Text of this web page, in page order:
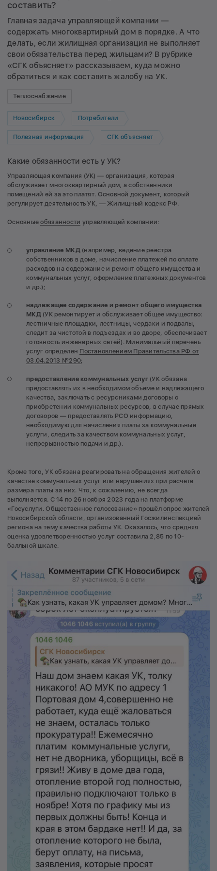
составить?
Главная задача управляющей компании —
содержать многоквартирный дом в порядке. А что
делать, если жилищная организация не выполняет
свои обязательства перед жильцами? В рубрике
«СГК объясняет» рассказываем, куда можно
обратиться и как составить жалобу на УК.
Теплоснабжение
Новосибирск Потребители
Полезная информация СГК объясняет
Какие обязанности есть у УК?
Управляющая компания (УК) — организация, которая
обслуживает многоквартирный дом, а собственники
помещений ей за это платят. Основной документ, который
регулирует деятельность УК, — Жилищный кодекс РФ.
Основныеобязанности управляющей компании:
управление МКД(например, ведение реестра
собственников в доме, начисление платежей по оплате
расходов на содержание и ремонт общего имущества и
коммунальных услуг, оформление платежных документов
и др.);
надлежащее содержание и ремонт общего имущества
МКД(УК ремонтирует и обслуживает общее имущество:
лестничные площадки, лестницы, чердаки и подвалы,
следит за чистотой в подъездах и во дворе, обеспечивает
готовность инженерных сетей). Минимальный перечень
услуг определен Постановлением Правительства РФ от
03.04.2013 №290;
предоставление коммунальных услуг(УК обязана
предоставлять их в необходимом объеме и надлежащего
качества, заключать с ресурсниками договоры о
приобретении коммунальных ресурсов, в случае прямых
договоров — предоставлять РСО информацию,
необходимую для начисления платы за коммунальные
услуги, следить за качеством коммунальных услуг,
непрерывностью подачи и др.).
Кроме того, УК обязана реагировать на обращения жителей о
качестве коммунальных услуг или нарушениях при расчете
размера платы за них. Что, к сожалению, не всегда
выполняется. С 14 по 26 ноября 2023 года на платформе
«Госуслуги. Общественное голосование» прошёлопрос жителей
Новосибирской области, организованный Госжилинспекцией
региона на тему качества работы УК. Оказалось, что средняя
оценка удовлетворенностью услуг составила 2,85 по 10-
балльной шкале.